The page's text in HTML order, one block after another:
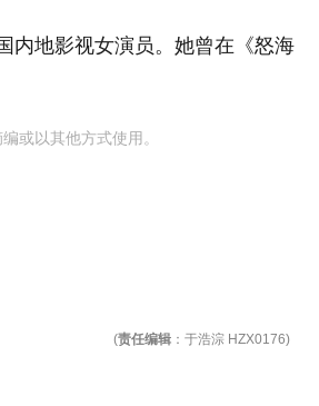
内地影视女演员。她曾在《怒海
或以其他方式使用。
(责任编辑 ：于浩淙 HZX0176)